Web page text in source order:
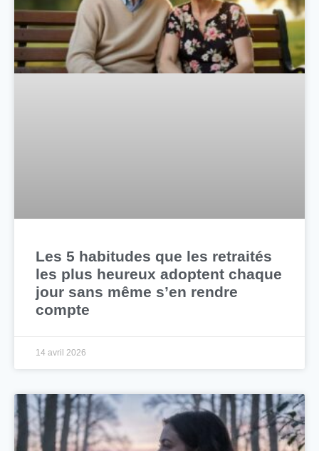
Les 5 habitudes que les retraités
les plus heureux adoptent chaque
jour sans même s’en rendre
compte
14 avril 2026